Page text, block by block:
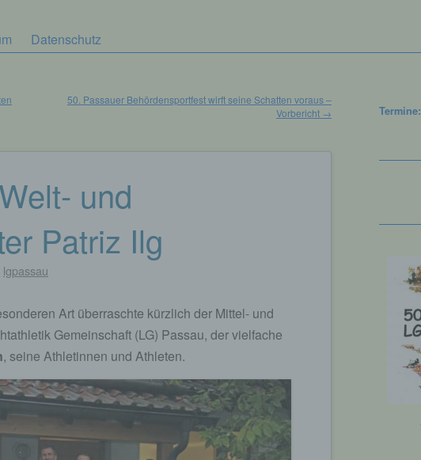
Datenschutz
50. Passauer Behördensportfest wirft seine Schatten voraus –
Vorbericht →
und
Patriz Ilg
lgpassau
Art überraschte kürzlich der Mittel- und
Gemeinschaft (LG) Passau, der vielfache
, seine Athletinnen und Athleten.
Termine: